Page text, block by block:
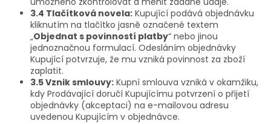
3.4 Tlačítková novela: Kupující podává objednávku
kliknutím na tlačítko jasně označené textem
„Objednat s povinností platby“ nebo jinou
jednoznačnou formulací. Odesláním objednávky
Kupující potvrzuje, že mu vzniká povinnost za zboží
zaplatit.
3.5 Vznik smlouvy: Kupní smlouva vzniká v okamžiku,
kdy Prodávající doručí Kupujícímu potvrzení o přijetí
objednávky (akceptaci) na e-mailovou adresu
uvedenou Kupujícím v objednávce.